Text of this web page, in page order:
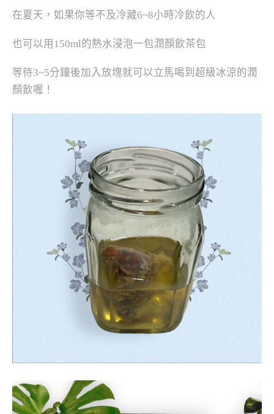
在夏天，如果你等不及冷藏6~8小時冷飲的人
也可以用150ml的熱水浸泡一包潤顏飲茶包
等待3~5分鐘後加入放塊就可以立馬喝到超級冰涼的潤
顏飲喔！